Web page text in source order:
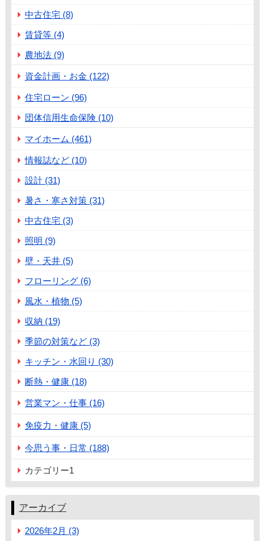
中古住宅 (8)
賃貸等 (4)
農地法 (9)
資金計画・お金 (122)
住宅ローン (96)
団体信用生命保険 (10)
マイホーム (461)
情報誌など (10)
設計 (31)
暑さ・寒さ対策 (31)
中古住宅 (3)
照明 (9)
壁・天井 (5)
フローリング (6)
風水・植物 (5)
収納 (19)
季節の対策など (3)
キッチン・水回り (30)
断熱・健康 (18)
営業マン・仕事 (16)
免疫力・健康 (5)
今思う事・日常 (188)
カテゴリー1
アーカイブ
2026年2月 (3)